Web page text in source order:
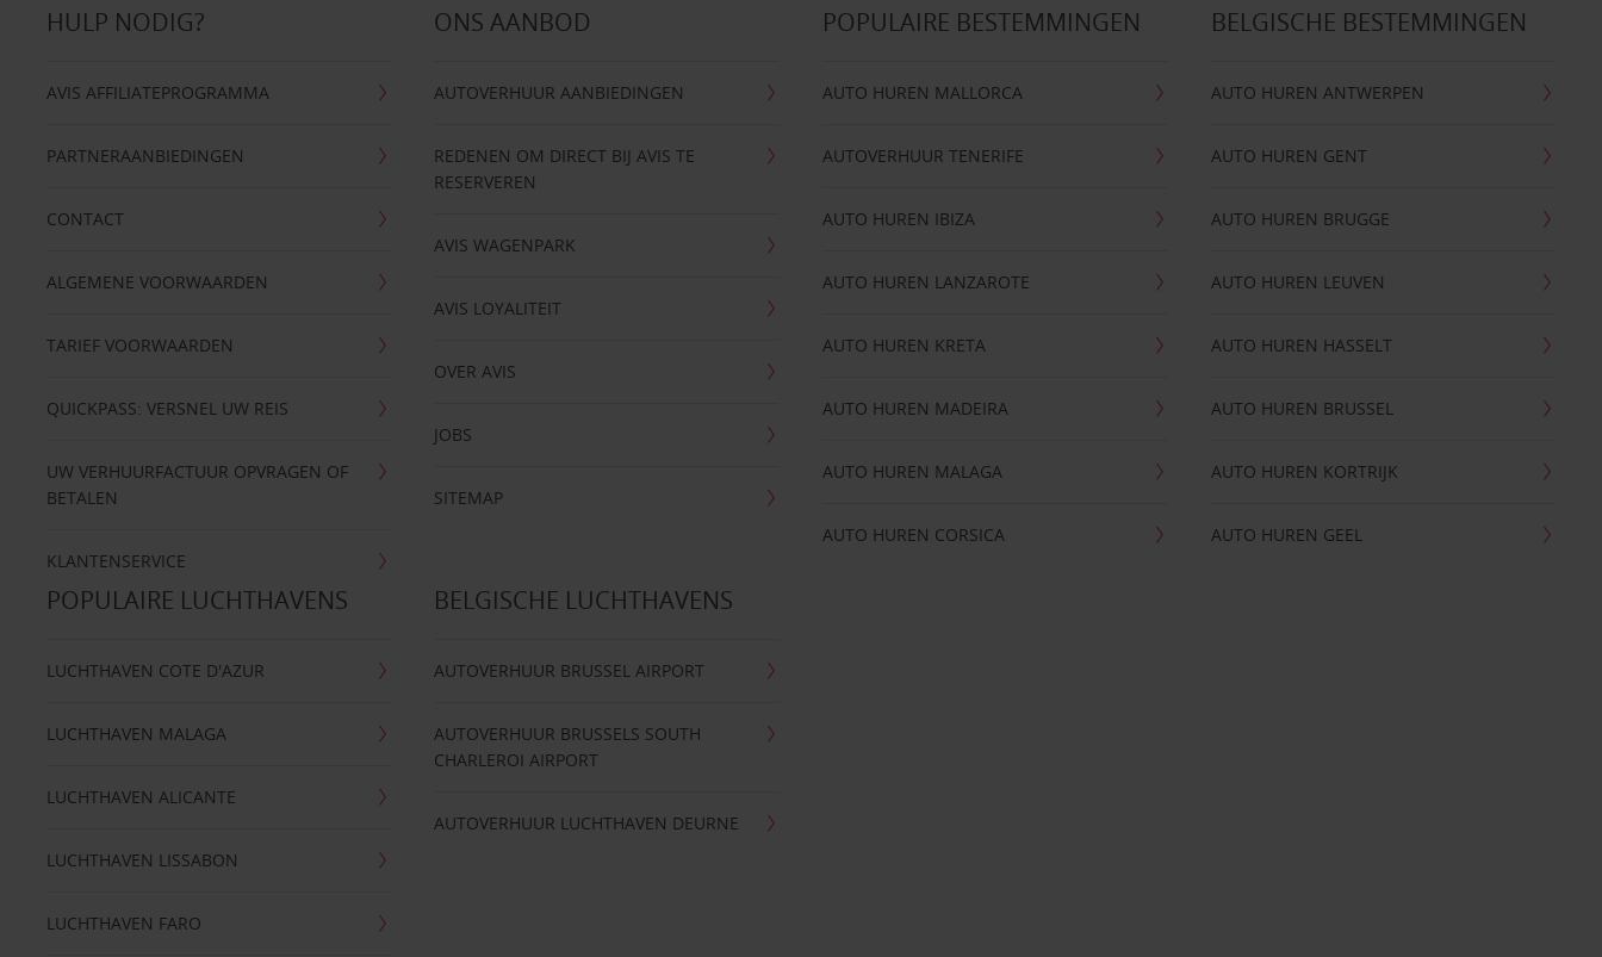
HULP NODIG?
AVIS AFFILIATEPROGRAMMA
PARTNERAANBIEDINGEN
CONTACT
ALGEMENE VOORWAARDEN
TARIEF VOORWAARDEN
QUICKPASS: VERSNEL UW REIS
UW VERHUURFACTUUR OPVRAGEN OF
BETALEN
KLANTENSERVICE
ONS AANBOD
AUTOVERHUUR AANBIEDINGEN
REDENEN OM DIRECT BIJ AVIS TE
RESERVEREN
AVIS WAGENPARK
AVIS LOYALITEIT
OVER AVIS
JOBS
SITEMAP
POPULAIRE BESTEMMINGEN
AUTO HUREN MALLORCA
AUTOVERHUUR TENERIFE
AUTO HUREN IBIZA
AUTO HUREN LANZAROTE
AUTO HUREN KRETA
AUTO HUREN MADEIRA
AUTO HUREN MALAGA
AUTO HUREN CORSICA
BELGISCHE BESTEMMINGEN
AUTO HUREN ANTWERPEN
AUTO HUREN GENT
AUTO HUREN BRUGGE
AUTO HUREN LEUVEN
AUTO HUREN HASSELT
AUTO HUREN BRUSSEL
AUTO HUREN KORTRIJK
AUTO HUREN GEEL
POPULAIRE LUCHTHAVENS
LUCHTHAVEN COTE D'AZUR
LUCHTHAVEN MALAGA
LUCHTHAVEN ALICANTE
LUCHTHAVEN LISSABON
LUCHTHAVEN FARO
BELGISCHE LUCHTHAVENS
AUTOVERHUUR BRUSSEL AIRPORT
AUTOVERHUUR BRUSSELS SOUTH
CHARLEROI AIRPORT
AUTOVERHUUR LUCHTHAVEN DEURNE